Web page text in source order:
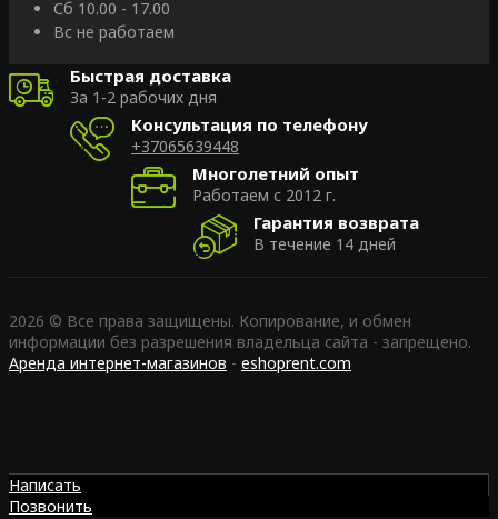
Сб 10.00 - 17.00
Вс не работаем
Быстрая доставка
За 1-2 рабочих дня
Консультация по телефону
+37065639448
Многолетний опыт
Работаем с 2012 г.
Гарантия возврата
В течение 14 дней
2026 © Все права защищены. Копирование, и обмен
информации без разрешения владельца сайта - запрещено.
Аренда интернет-магазинов - eshoprent.com
Написать
Позвонить